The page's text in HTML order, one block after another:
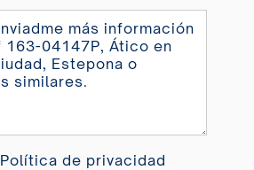
Política de privacidad